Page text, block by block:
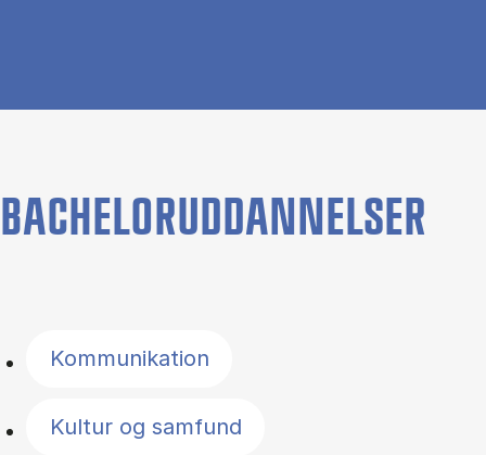
BACHELORUDDANNELSER
Kommunikation
Kultur og samfund